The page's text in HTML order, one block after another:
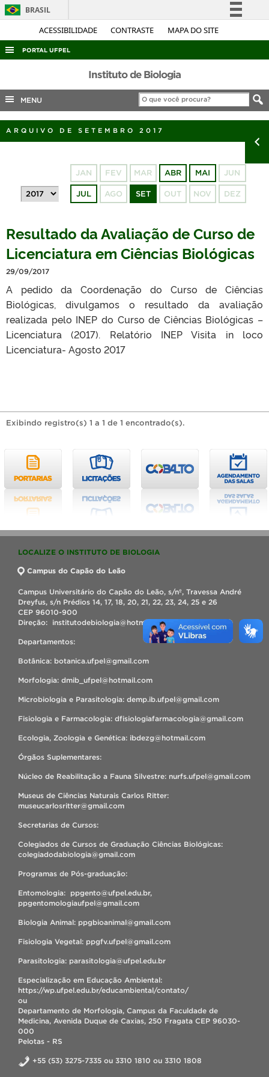
ACESSIBILIDADE CONTRASTE MAPA DO SITE
BRASIL
Simplifique!
Acesso à informação
Legislação
Canais
PORTAL UFPEL
ACESSO À INFORMAÇÃO
AUDITORIA
COBALTO
CONCURSOS
OUVIDORIA
TELEFONES
Instituto de Biologia
MENU
ARQUIVO DE SETEMBRO 2017
JAN FEV MAR ABR MAI JUN
JUL AGO SET OUT NOV DEZ
Resultado da Avaliação de Curso de
Licenciatura em Ciências Biológicas
29/09/2017
A pedido da Coordenação do Curso de Ciências
Biológicas, divulgamos o resultado da avaliação
realizada pelo INEP do Curso de Ciências Biológicas –
Licenciatura (2017). Relatório INEP Visita in loco
Licenciatura- Agosto 2017
Exibindo registro(s) 1 a 1 de 1 encontrado(s).
LOCALIZE O INSTITUTO DE BIOLOGIA
Campus do Capão do Leão
Campus Universitário do Capão do Leão, s/nº, Travessa André
Dreyfus, s/n Prédios 14, 17, 18, 20, 21, 22, 23, 24, 25 e 26
CEP 96010-900
Direção: institutodebiologia@hotmail.com
Departamentos:
Botânica: botanica.ufpel@gmail.com
Morfologia: dmib_ufpel@hotmail.com
Microbiologia e Parasitologia: demp.ib.ufpel@gmail.com
Fisiologia e Farmacologia: dfisiologiafarmacologia@gmail.com
Ecologia, Zoologia e Genética: ibdezg@hotmail.com
Órgãos Suplementares:
Núcleo de Reabilitação a Fauna Silvestre: nurfs.ufpel@gmail.com
Museus de Ciências Naturais Carlos Ritter:
museucarlosritter@gmail.com
Secretarias de Cursos:
Colegiados de Cursos de Graduação Ciências Biológicas:
colegiadodabiologia@gmail.com
Programas de Pós-graduação:
Entomologia: ppgento@ufpel.edu.br,
ppgentomologiaufpel@gmail.com
Biologia Animal: ppgbioanimal@gmail.com
Fisiologia Vegetal: ppgfv.ufpel@gmail.com
Parasitologia: parasitologia@ufpel.edu.br
Especialização em Educação Ambiental:
https://wp.ufpel.edu.br/educambiental/contato/
ou
Departamento de Morfologia, Campus da Faculdade de
Medicina, Avenida Duque de Caxias, 250 Fragata CEP 96030-
000
Pelotas - RS
+55 (53) 3275-7335 ou 3310 1810 ou 3310 1808